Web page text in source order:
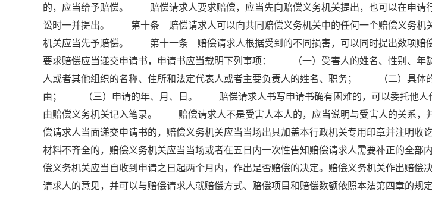
的，应当给予赔偿。 赔偿请求人要求赔偿，应当先向赔偿义务机关提出，也可以在申请
讼时一并提出。 第十条 赔偿请求人可以向共同赔偿义务机关中的任何一个赔偿义务机
机关应当先予赔偿。 第十一条 赔偿请求人根据受到的不同损害，可以同时提出数
要求赔偿应当递交申请书，申请书应当载明下列事项： （一）受害人的姓名、性别、年
人或者其他组织的名称、住所和法定代表人或者主要负责人的姓名、职务； （二）具体
由； （三）申请的年、月、日。 赔偿请求人书写申请书确有困难的，可以委托他人代
由赔偿义务机关记入笔录。 赔偿请求人不是受害人本人的，应当说明与受害人的关系
偿请求人当面递交申请书的，赔偿义务机关应当当场出具加盖本行政机关专用印章并注明收
材料不齐全的，赔偿义务机关应当当场或者在五日内一次性告知赔偿请求人需要补正的
偿义务机关应当自收到申请之日起两个月内，作出是否赔偿的决定。赔偿义务机关作出赔偿
请求人的意见，并可以与赔偿请求人就赔偿方式、赔偿项目和赔偿数额依照本法第四章